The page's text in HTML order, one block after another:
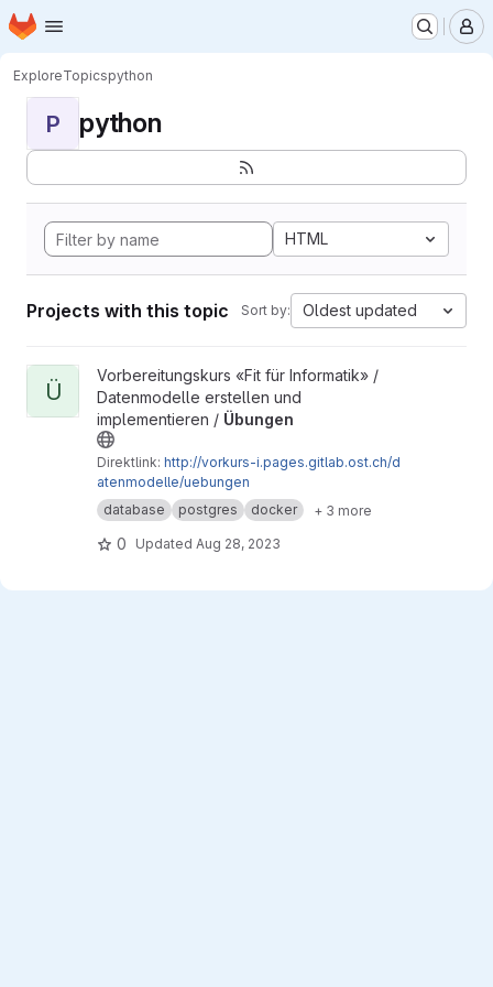
Skip to main content
Homepage
ExploreTopicspython
P python
HTML
Projects with this topic Sort by: Oldest updated
View Übungen project
Ü
Vorbereitungskurs «Fit für Informatik» /
Datenmodelle erstellen und
implementieren / Übungen
Direktlink: http://vorkurs-i.pages.gitlab.ost.ch/d
atenmodelle/uebungen
database
postgres docker + 3 more
0 Updated Aug 28, 2023